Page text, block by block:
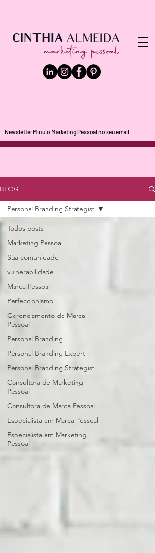
Newsletter Minuto Marketing Pessoal no seu email
BLOG
Todos posts
Marketing Pessoal
Sua comunidade
vulnerabilidade
Marca Pessoal
Perfeccionismo
Gerenciamento de Marca
Pessoal
Personal Branding
Personal Branding Expert
Personal Branding Strategist
Consultora de Marketing
Pessoal
Consultora de Marca Pessoal
Especialista em Marca Pessoal
Especialista em Marketing
Pessoal
Personal Branding Strategist